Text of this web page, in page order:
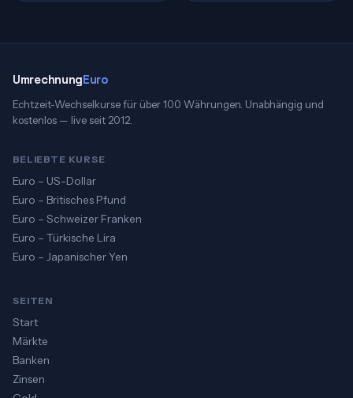
UmrechnungEuro
Echtzeit-Wechselkurse für über 100 Währungen. Unabhängig und
kostenlos — live seit 2012.
BELIEBTE KURSE
Euro – US-Dollar
Euro – Britisches Pfund
Euro – Schweizer Franken
Euro – Türkische Lira
Euro – Japanischer Yen
SEITEN
Start
Märkte
Banken
Zinsen